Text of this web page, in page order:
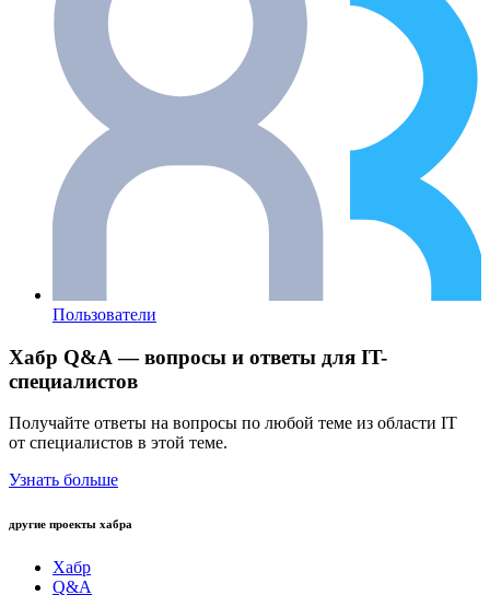
Пользователи
Хабр Q&A — вопросы и ответы для IT-
специалистов
Получайте ответы на вопросы по любой теме из области IT
от специалистов в этой теме.
Узнать больше
другие проекты хабра
Хабр
Q&A